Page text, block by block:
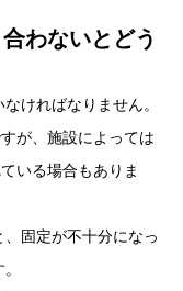
わないとどう
ければなりません。
が、施設によっては
いる場合もありま
固定が不十分になっ